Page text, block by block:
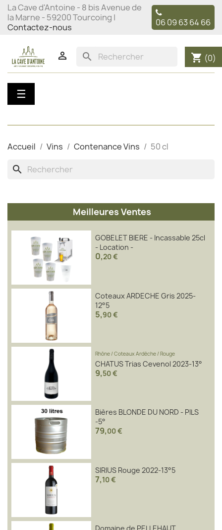
La Cave d'Antoine - 8 bis Avenue de
la Marne - 59200 Tourcoing |
Contactez-nous
06 09 63 64 66
 search shopping_cart (0)
Basculer
la
☰
Accueil Vins Contenance Vins 50 cl
search
Meilleures Ventes
GOBELET BIERE - Incassable 25cl
- Location -
0,20 €
Coteaux ARDECHE Gris 2025-
12°5
5,90 €
Rhône/Coteaux Ardèche/Rouge
CHATUS Trias Cevenol 2023-13°
9,50 €
Bières BLONDE DU NORD - PILS
-5°
79,00 €
SIRIUS Rouge 2022-13°5
7,10 €